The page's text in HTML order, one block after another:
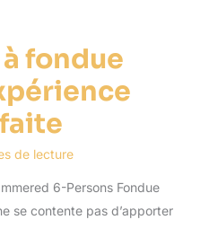
fondue
de lecture
6-Persons Fondue
se contente pas d’apporter